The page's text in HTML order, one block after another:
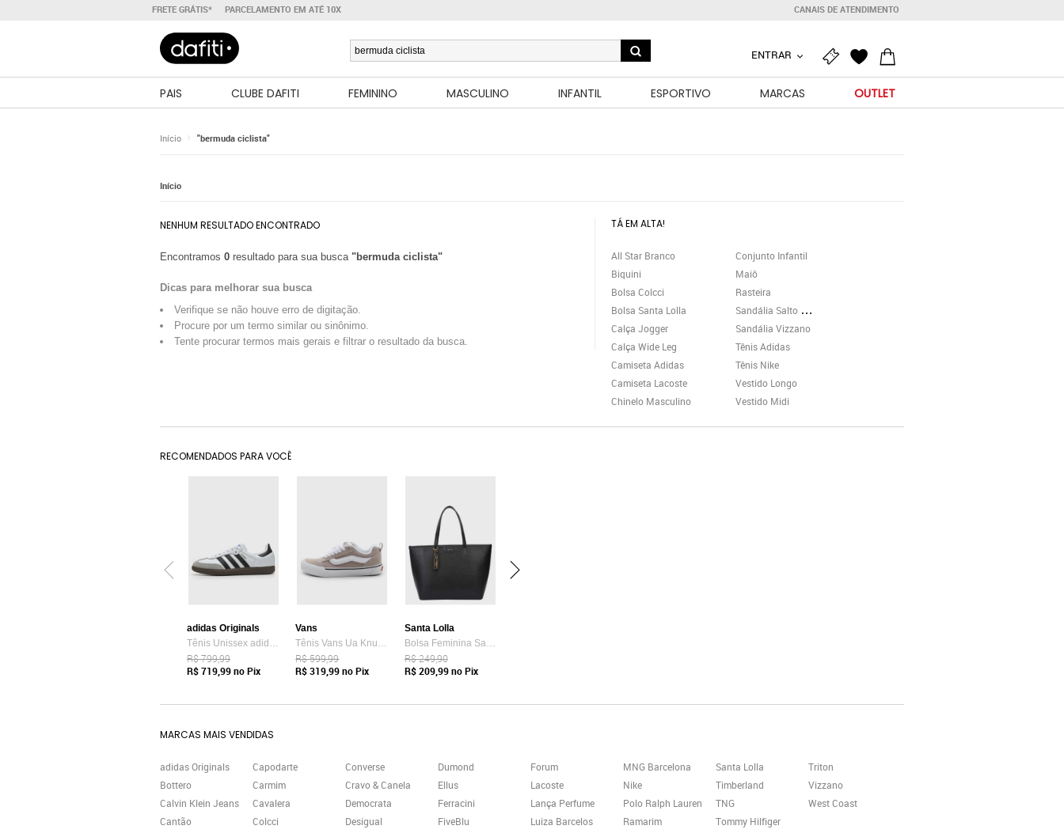
FRETE GRÁTIS* PARCELAMENTO EM ATÉ 10X CANAIS DE ATENDIMENTO
ENTRAR
PAIS CLUBE DAFITI FEMININO MASCULINO INFANTIL ESPORTIVO MARCAS OUTLET
Início "bermuda ciclista"
Início
NENHUM RESULTADO ENCONTRADO
Encontramos 0 resultado para sua busca "bermuda ciclista"
Dicas para melhorar sua busca
Verifique se não houve erro de digitação.
Procure por um termo similar ou sinônimo.
Tente procurar termos mais gerais e filtrar o resultado da busca.
TÁ EM ALTA!
All Star Branco
Biquini
Bolsa Colcci
Bolsa Santa Lolla
Calça Jogger
Calça Wide Leg
Camiseta Adidas
Camiseta Lacoste
Chinelo Masculino
Conjunto Infantil
Maiô
Rasteira
Sandália Salto Grosso
Sandália Vizzano
Tênis Adidas
Tênis Nike
Vestido Longo
Vestido Midi
RECOMENDADOS PARA VOCÊ
adidas Originals
Tênis Unissex adidas Originals Samba OG Branco
R$ 799,99
R$ 719,99no Pix
Vans
Tênis Vans Ua Knu Skool Bege
R$ 599,99
R$ 319,99no Pix
Santa Lolla
Bolsa Feminina Santa Lolla Tote Preta
R$ 249,90
R$ 209,99no Pix
MARCAS MAIS VENDIDAS
adidas Originals
Bottero
Calvin Klein Jeans
Cantão
Capodarte
Carmim
Cavalera
Colcci
Converse
Cravo & Canela
Democrata
Desigual
Dumond
Ellus
Ferracini
FiveBlu
Forum
Lacoste
Lança Perfume
Luiza Barcelos
MNG Barcelona
Nike
Polo Ralph Lauren
Ramarim
Santa Lolla
Timberland
TNG
Tommy Hilfiger
Triton
Vizzano
West Coast